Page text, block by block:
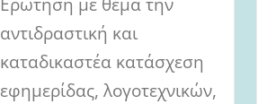
αντιδραστική και
καταδικαστέα κατάσχεση
εφημερίδας, λογοτεχνικών,